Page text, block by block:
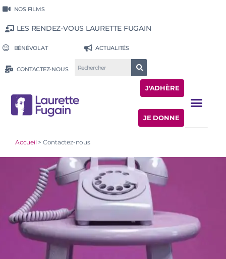
NOS FILMS
LES RENDEZ-VOUS LAURETTE FUGAIN
BÉNÉVOLAT ACTUALITÉS
CONTACTEZ-NOUS
J'ADHÈRE
JE DONNE
Accueil > Contactez-nous